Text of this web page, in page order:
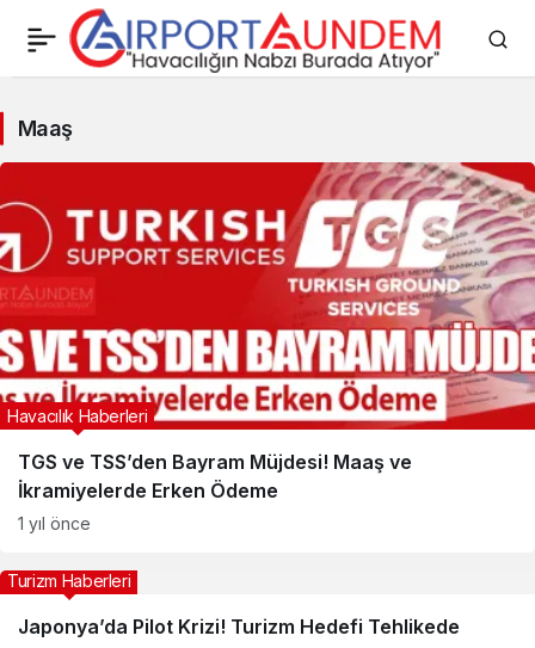
Haberleri
Maaş
TGS ve TSS’den Bayram Müjdesi! Maaş ve
İkramiyelerde Erken Ödeme
Havacılık Haberleri
1 yıl önce
Japonya’da Pilot Krizi! Turizm Hedefi Tehlikede
Turizm Haberleri